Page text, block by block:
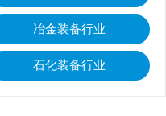
冶金装备行业
石化装备行业